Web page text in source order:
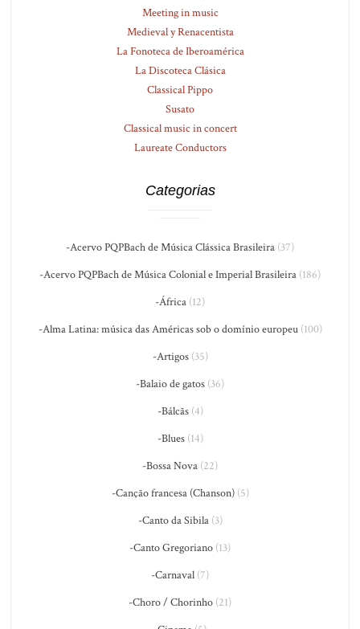
Meeting in music
Medieval y Renacentista
La Fonoteca de Iberoamérica
La Discoteca Clásica
Classical Pippo
Susato
Classical music in concert
Laureate Conductors
Categorias
-Acervo PQPBach de Música Clássica Brasileira (37)
-Acervo PQPBach de Música Colonial e Imperial Brasileira (186)
-África (12)
-Alma Latina: música das Américas sob o domínio europeu(100)
-Artigos(35)
-Balaio de gatos (36)
-Bálcãs(4)
-Blues(14)
-Bossa Nova (22)
-Canção francesa (Chanson)(5)
-Canto da Sibila(3)
-Canto Gregoriano (13)
-Carnaval (7)
-Choro / Chorinho (21)